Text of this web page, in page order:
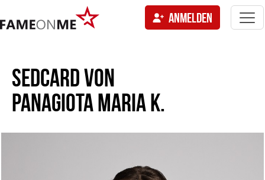
ANMELDEN
SEDCARD VON
PANAGIOTA MARIA K.